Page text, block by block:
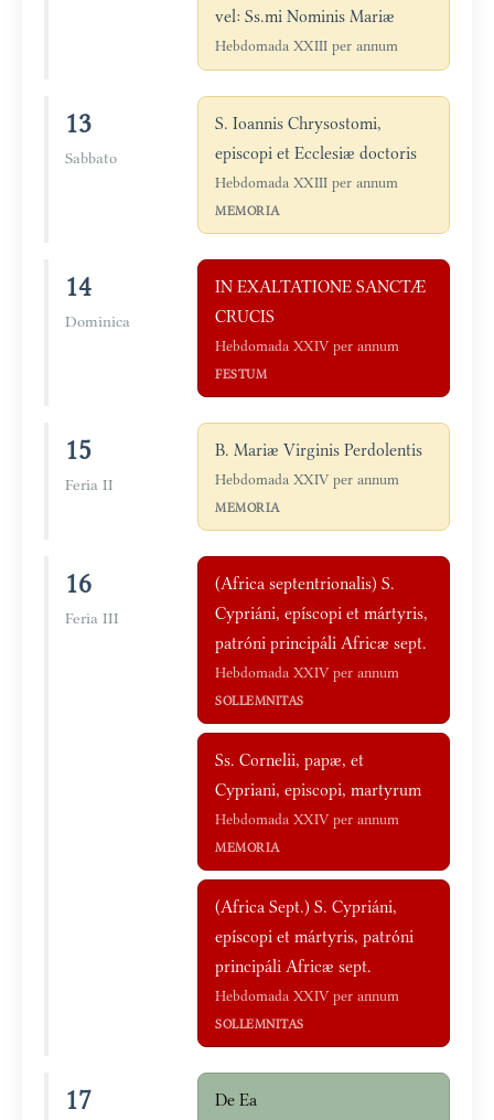
vel: Ss.mi Nominis Mariæ
Hebdomada XXIII per annum
13
Sabbato
S. Ioannis Chrysostomi,
episcopi et Ecclesiæ doctoris
Hebdomada XXIII per annum
MEMORIA
14
Dominica
IN EXALTATIONE SANCTÆ
CRUCIS
Hebdomada XXIV per annum
FESTUM
15
Feria II
B. Mariæ Virginis Perdolentis
Hebdomada XXIV per annum
MEMORIA
16
Feria III
(Africa septentrionalis) S.
Cypriáni, epíscopi et mártyris,
patróni principáli Africæ sept.
Hebdomada XXIV per annum
SOLLEMNITAS
Ss. Cornelii, papæ, et
Cypriani, episcopi, martyrum
Hebdomada XXIV per annum
MEMORIA
(Africa Sept.) S. Cypriáni,
epíscopi et mártyris, patróni
principáli Africæ sept.
Hebdomada XXIV per annum
SOLLEMNITAS
17 De Ea